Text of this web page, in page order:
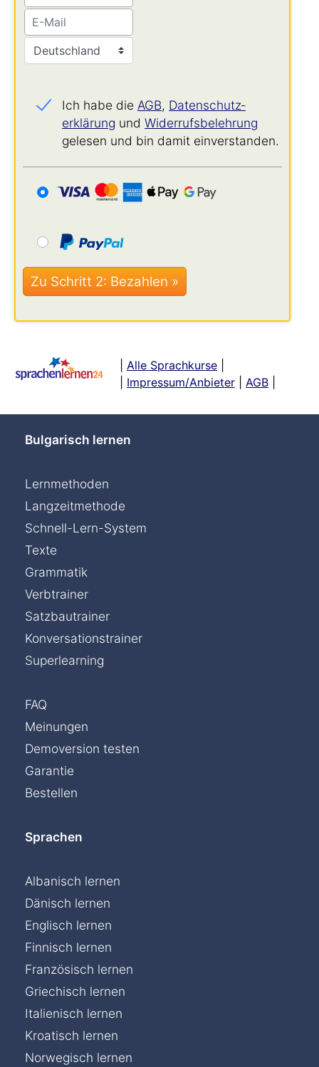
Ich habe die AGB, Datenschutz­
erklärung und Widerrufs­belehrung
gelesen und bin damit einverstanden.
Alle Sprachkurse
Impressum/Anbieter AGB
Bulgarisch lernen
Lernmethoden
Langzeitmethode
Schnell-Lern-System
Texte
Grammatik
Verbtrainer
Satzbautrainer
Konversationstrainer
Superlearning
FAQ
Meinungen
Demoversion testen
Garantie
Bestellen
Sprachen
Albanisch lernen
Dänisch lernen
Englisch lernen
Finnisch lernen
Französisch lernen
Griechisch lernen
Italienisch lernen
Kroatisch lernen
Norwegisch lernen